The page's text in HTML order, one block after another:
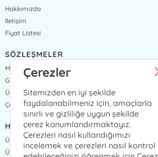
Hakkımızda
İletişim
Fiyat Listesi
SÖZLEŞMELER
Mesafeli Satış Sözleşmesi
Gizlilik Sözleşmesi
Üyelik Sözleşmesi
Çerez Politikası
HIZLI ERİŞİM
Üye Ol
Üye Giriş
Çerezler
Sitemizden en iyi şekilde
faydalanabilmeniz için, amaçlarla
sınırlı ve gizliliğe uygun şekilde
çerez konumlandırmaktayız.
Çerezleri nasıl kullandığımızı
incelemek ve çerezleri nasıl kontrol